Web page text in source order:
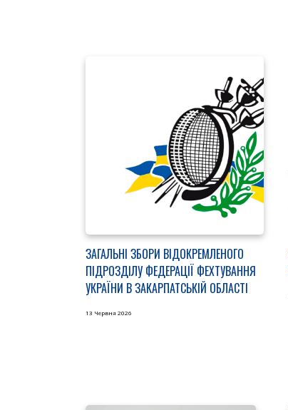
ЗАГАЛЬНІ ЗБОРИ ВІДОКРЕМЛЕНОГО
ПІДРОЗДІЛУ ФЕДЕРАЦІЇ ФЕХТУВАННЯ
УКРАЇНИ В ЗАКАРПАТСЬКІЙ ОБЛАСТІ
13 Червня 2026